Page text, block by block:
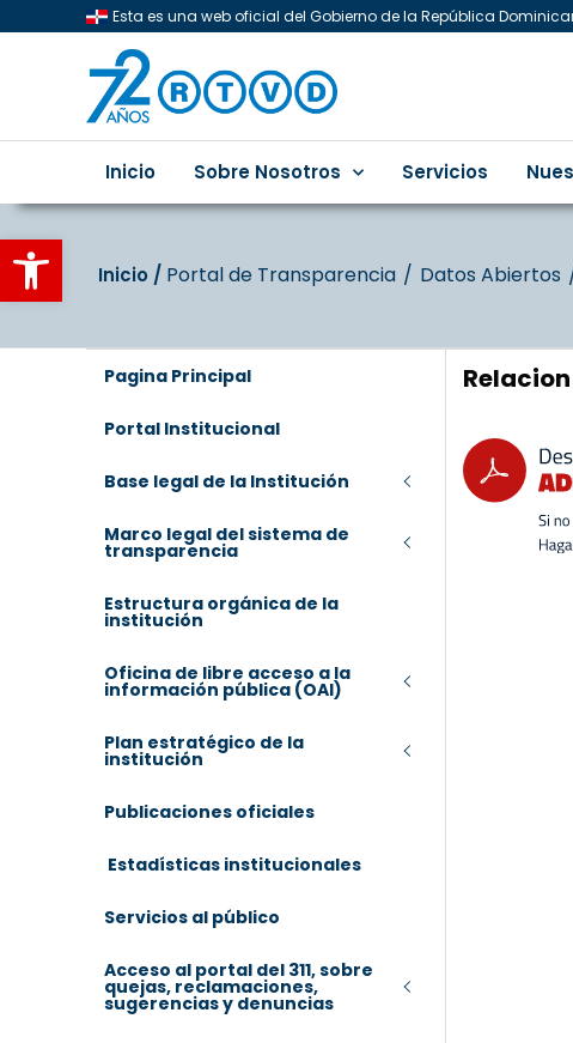
Abrir barra de herramientas
Esta es una web oficial del Gobierno de la República
Inicio Sobre Nosotros Servicios
Inicio‎‎ /‎ ‎ Portal de Transparencia Datos Abiertos
Pagina Principal
Portal Institucional
Base legal de la Institución
Marco legal del sistema de
transparencia
Estructura orgánica de la
institución
Oficina de libre acceso a la
información pública (OAI)
Plan estratégico de la
institución
Publicaciones oficiales
Estadísticas institucionales
Servicios al público
Acceso al portal del 311, sobre
quejas, reclamaciones,
sugerencias y denuncias